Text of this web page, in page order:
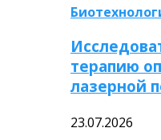
терапию
лазерной
23.07.2026